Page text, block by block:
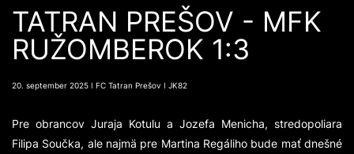
TATRAN PREŠOV - MFK
RUŽOMBEROK 1:3
20. september 2025 ǀ FC Tatran Prešov ǀ JK82
Pre obrancov Juraja Kotulu a Jozefa Menicha, stredopoliara
Filipa Součka, ale najmä pre Martina Regáliho bude mať dnešné